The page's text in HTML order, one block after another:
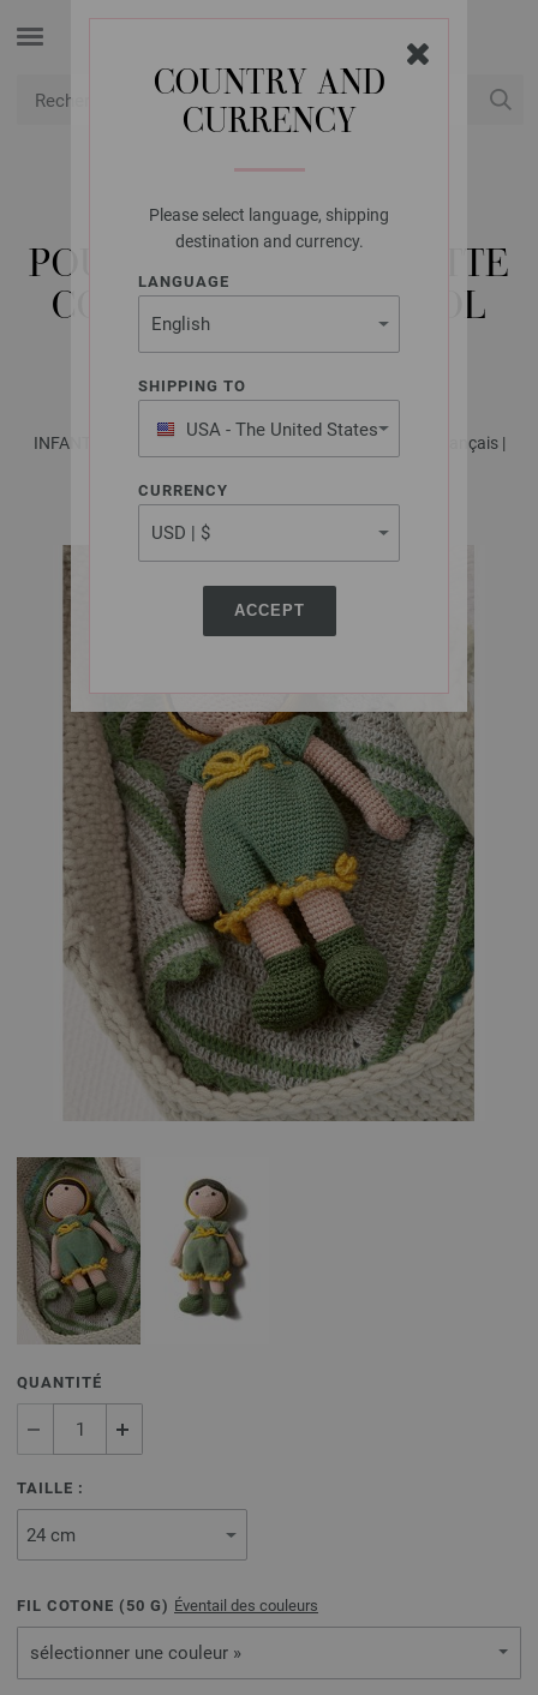
COUNTRY AND
CURRENCY
Please select language, shipping
destination and currency.
LANGUAGE
SHIPPING TO
USA - The United States
of America
CURRENCY
ACCEPT
LANA GROSSA
POUPÉE AVEC SALOPETTE
COTONE & COOL WOOL
BABY & ECOPUNO
INFANTI No. 19 - Magazine allemand + explications en français |
QUANTITÉ
TAILLE :
FIL COTONE ( 50 G) Éventail des couleurs
sélectionner une couleur »